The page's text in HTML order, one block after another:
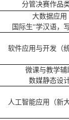
分管决赛作品
大数据应用
国际生“学汉语，
软件应用与开发（
微课与教学辅
数媒静态设
人工智能应用（新